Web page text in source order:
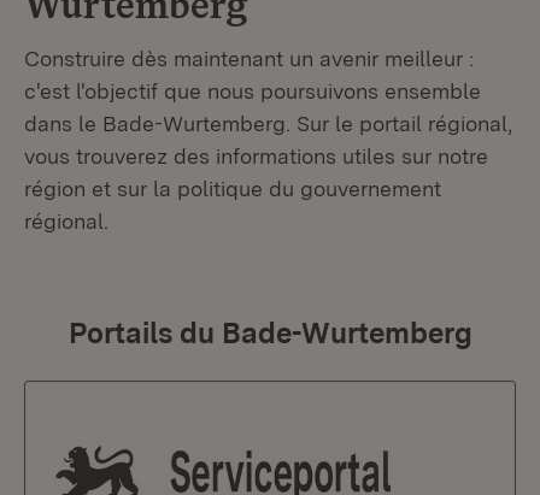
Construire dès maintenant un avenir meilleur :
c'est l'objectif que nous poursuivons ensemble
dans le Bade-Wurtemberg. Sur le portail régional,
vous trouverez des informations utiles sur notre
région et sur la politique du gouvernement
régional.
Portails du Bade-Wurtemberg